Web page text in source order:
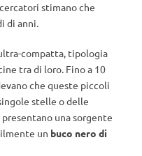
stimano che
di anni.
compatta, tipologia
tra di loro. Fino a 10
che queste piccoli
stelle o delle
una sorgente
un buco nero di